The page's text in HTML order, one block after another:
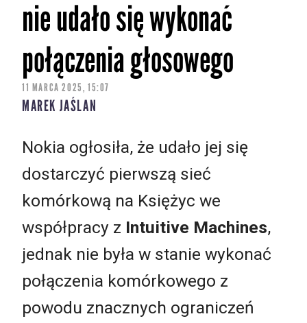
nie udało się wykonać
połączenia głosowego
11 MARCA 2025, 15:07
MAREK JAŚLAN
Nokia ogłosiła, że udało jej się
dostarczyć pierwszą sieć
komórkową na Księżyc we
współpracy z Intuitive Machines,
jednak nie była w stanie wykonać
połączenia komórkowego z
powodu znacznych ograniczeń